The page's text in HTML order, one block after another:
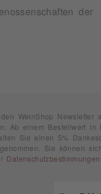
der
WeinShop Newsletter
Ab einem Bestellwert
Sie einen 5%
Sie können
! Datenschutzbestimmungen